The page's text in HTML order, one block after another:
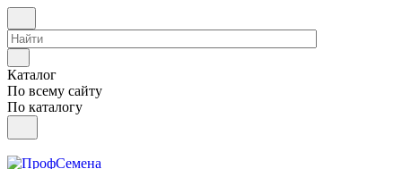
Каталог
По всему сайту
По каталогу